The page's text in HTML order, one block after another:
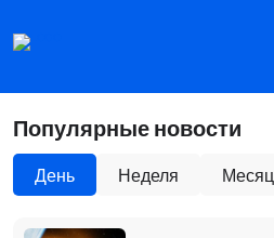
Популярные новости
День Неделя Месяц